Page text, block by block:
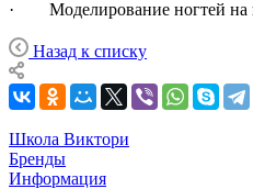
· Моделирование ногтей на
Назад к списку
Школа Виктори
Бренды
Информация